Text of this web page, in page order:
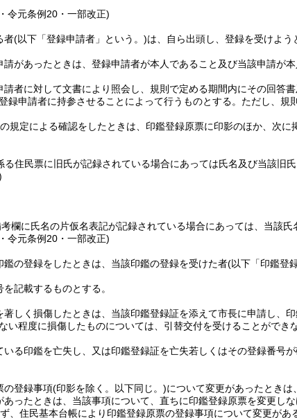
令元条例20・一部改正)
者(以下「登録申請者」という。)は、自ら出頭し、登録を受けよう
請があったときは、登録申請者が本人であること及び当該申請が
者に対して文書により照会し、規則で定める期間内にその回答
録申請者に持参させることによって行うものとする。 ただし、規
の規定による確認をしたときは、印鑑登録原票に印影のほか、次に
る住民票に旧氏が記録されている場合にあっては氏名及び当該旧
欄に氏名の片仮名表記が記録されている場合にあっては、当該氏
令元条例20・一部改正)
鑑の登録をしたときは、当該印鑑の登録を受けた者(以下「印鑑登
記載するものとする。
しく損傷したときは、当該印鑑登録証を添えて市長に申請し、
い程度に損傷したものについては、引替交付を受けることができな
る印鑑を亡失し、又は印鑑登録証を亡失若しくはその登録番号
の登録事項(印影を除く。以下同じ。)について変更があったときは
ったときは、当該事項について、直ちに印鑑登録原票を変更しな
、住民基本台帳により印鑑登録原票の登録事項について変更が